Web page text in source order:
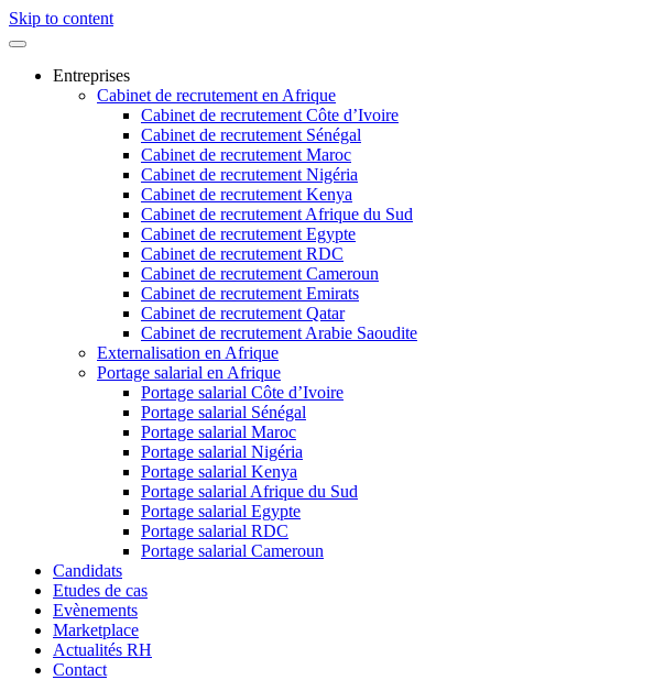
Skip to content
Entreprises
Cabinet de recrutement en Afrique
Cabinet de recrutement Côte d’Ivoire
Cabinet de recrutement Sénégal
Cabinet de recrutement Maroc
Cabinet de recrutement Nigéria
Cabinet de recrutement Kenya
Cabinet de recrutement Afrique du Sud
Cabinet de recrutement Egypte
Cabinet de recrutement RDC
Cabinet de recrutement Cameroun
Cabinet de recrutement Emirats
Cabinet de recrutement Qatar
Cabinet de recrutement Arabie Saoudite
Externalisation en Afrique
Portage salarial en Afrique
Portage salarial Côte d’Ivoire
Portage salarial Sénégal
Portage salarial Maroc
Portage salarial Nigéria
Portage salarial Kenya
Portage salarial Afrique du Sud
Portage salarial Egypte
Portage salarial RDC
Portage salarial Cameroun
Candidats
Etudes de cas
Evènements
Marketplace
Actualités RH
Contact